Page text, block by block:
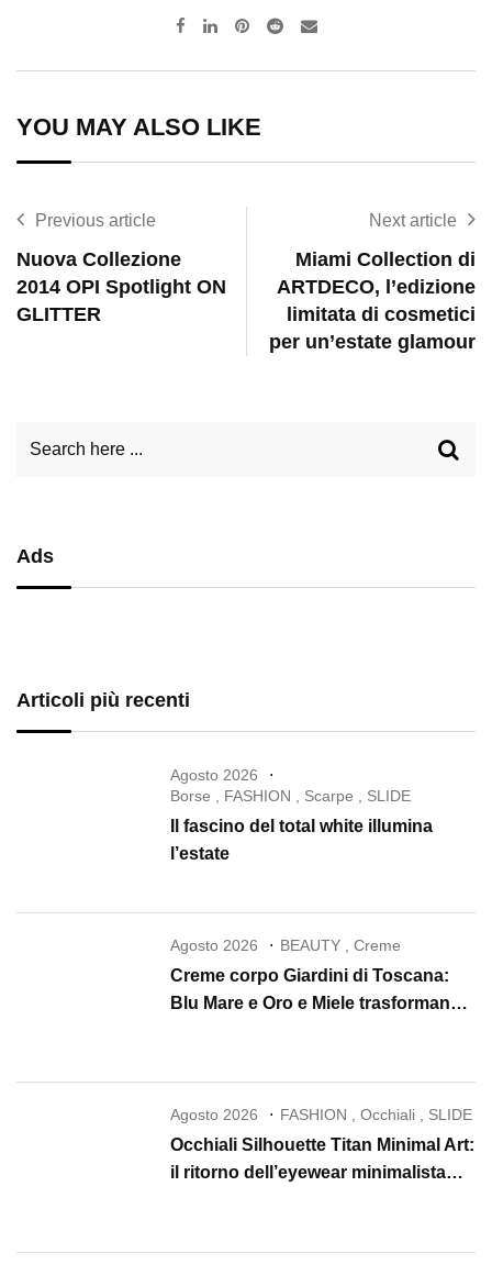
Pinterest
RedditShare
YOU MAY ALSO LIKE
Previous article
Nuova Collezione
2014 OPI Spotlight ON
GLITTER
Next article
Miami Collection di
ARTDECO, l’edizione
limitata di cosmetici
per un’estate glamour
Ads
Articoli più recenti
Agosto 2026
Borse
FASHION Scarpe SLIDE
Il fascino del total white illumina
l’estate
Agosto 2026 BEAUTY ,Creme
Creme corpo Giardini di Toscana:
Blu Mare e Oro e Miele trasformano
Agosto 2026 FASHION ,Occhiali , SLIDE
Occhiali Silhouette Titan Minimal Art:
il ritorno dell’eyewear minimalista